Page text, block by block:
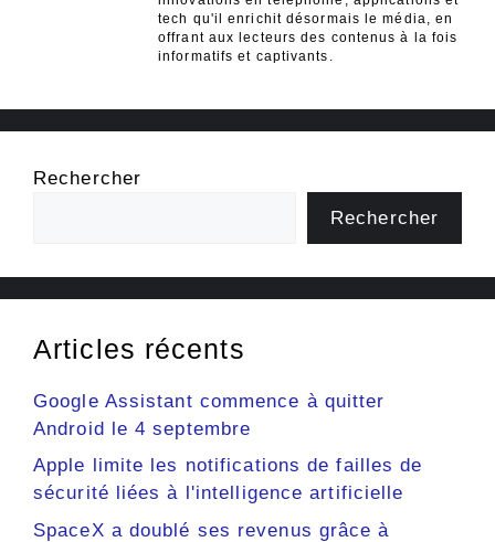
tech qu'il enrichit désormais le média, en
offrant aux lecteurs des contenus à la fois
informatifs et captivants.
Rechercher
Rechercher
Articles récents
Google Assistant commence à quitter
Android le 4 septembre
Apple limite les notifications de failles de
sécurité liées à l'intelligence artificielle
SpaceX a doublé ses revenus grâce à